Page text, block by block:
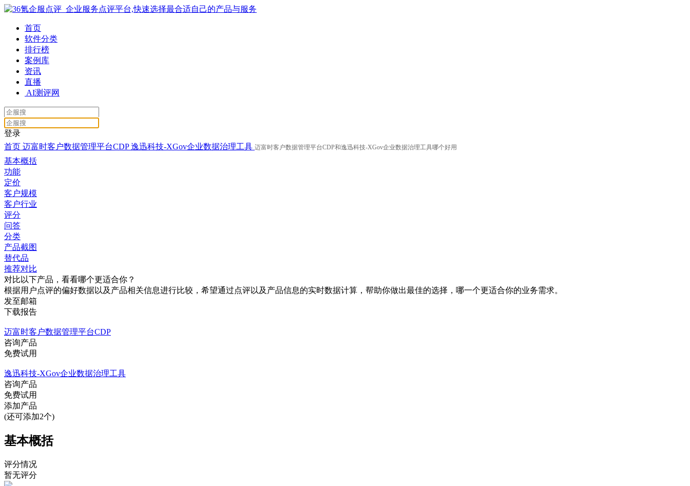
首页
软件分类
排行榜
案例库
资讯
直播
AI测评网
登录
首页 迈富时客户数据管理平台CDP逸迅科技-XGov企业数据治理工具 迈富时客户数据管理平台CDP和逸迅科技-XGov企业数据治理工具哪个好用
基本概括
功能
定价
客户规模
客户行业
评分
问答
分类
产品截图
替代品
推荐对比
对比以下产品，看看哪个更适合你？
根据用户点评的偏好数据以及产品相关信息进行比较，希望通过点评以及产品信息的实时数据计算，帮助你做出最佳的选择，哪一个更适合你的业务需求。
发至邮箱
下载报告
迈富时客户数据管理平台CDP
咨询产品
免费试用
逸迅科技-XGov企业数据治理工具
咨询产品
免费试用
添加产品
(还可添加2个)
基本概括
评分情况
暂无评分